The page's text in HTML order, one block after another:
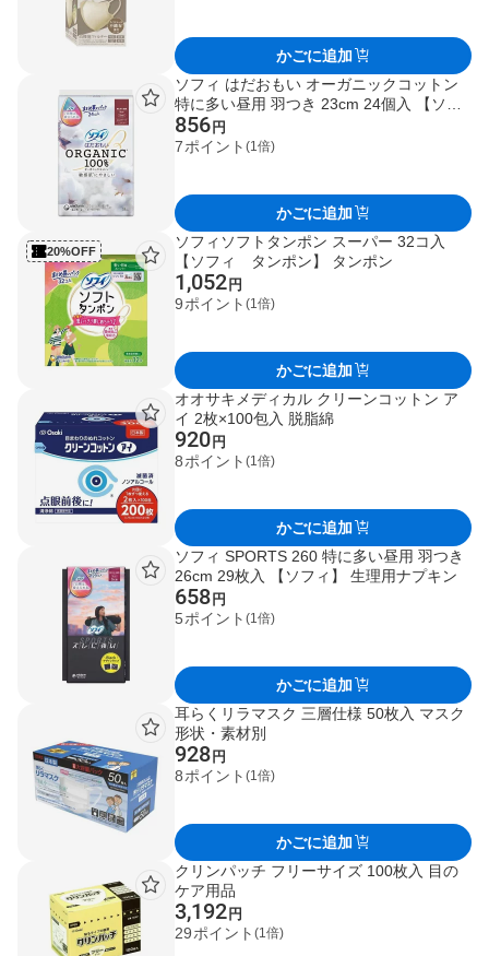
かごに追加
ソフィ はだおもい オーガニックコットン
特に多い昼用 羽つき 23cm 24個入 【ソフ
ィ】 生理用ナプキン
856 円
7ポイント (1倍)
かごに追加
20%OFF
ソフィソフトタンポン スーパー 32コ入
【ソフィ タンポン】 タンポン
1,052 円
9ポイント (1倍)
かごに追加
オオサキメディカル クリーンコットン ア
イ 2枚×100包入 脱脂綿
920 円
8ポイント (1倍)
かごに追加
ソフィ SPORTS 260 特に多い昼用 羽つき
26cm 29枚入 【ソフィ】 生理用ナプキン
658 円
5ポイント (1倍)
かごに追加
耳らくリラマスク 三層仕様 50枚入 マスク
形状・素材別
928 円
8ポイント (1倍)
かごに追加
クリンパッチ フリーサイズ 100枚入 目の
ケア用品
3,192 円
29ポイント (1倍)